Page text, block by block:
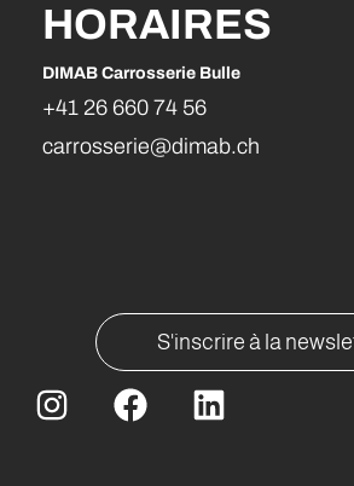
HORAIRES
DIMAB Carrosserie Bulle
+41 26 660 74 56
carrosserie@dimab.ch
S'inscrire à la